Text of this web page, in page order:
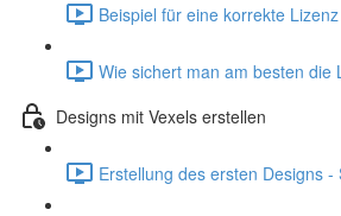
Beispiel für eine korrekte
Wie sichert man am besten die
Designs mit Vexels erstellen
Erstellung des ersten Designs